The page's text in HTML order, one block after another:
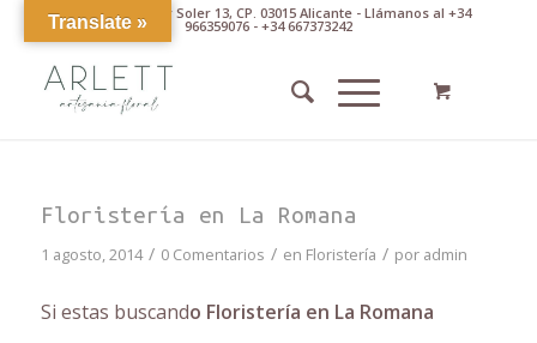
Av. Pintor Xavier Soler 13, CP. 03015 Alicante - Llámanos al +34
966359076 - +34 667373242
Floristería en La Romana
1 agosto, 2014 / 0 Comentarios / en Floristería / por admin
Si estas buscando Floristería en La Romana
Translate »